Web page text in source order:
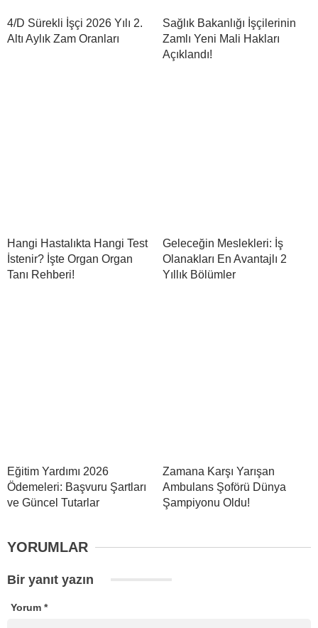
4/D Sürekli İşçi 2026 Yılı 2.
Altı Aylık Zam Oranları
Sağlık Bakanlığı İşçilerinin
Zamlı Yeni Mali Hakları
Açıklandı!
Hangi Hastalıkta Hangi Test
İstenir? İşte Organ Organ
Tanı Rehberi!
Geleceğin Meslekleri: İş
Olanakları En Avantajlı 2
Yıllık Bölümler
Eğitim Yardımı 2026
Ödemeleri: Başvuru Şartları
ve Güncel Tutarlar
Zamana Karşı Yarışan
Ambulans Şoförü Dünya
Şampiyonu Oldu!
YORUMLAR
Bir yanıt yazın
Yorum *